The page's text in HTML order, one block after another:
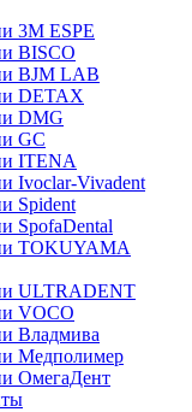
3M ESPE
BISCO
BJM LAB
DETAX
DMG
GC
ITENA
Ivoclar-Vivadent
Spident
SpofaDental
TOKUYAMA
ULTRADENT
VOCO
Владмива
Медполимер
ОмегаДент